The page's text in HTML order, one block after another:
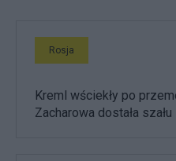
Rosja
Kreml wściekły po
Zacharowa dostała szału